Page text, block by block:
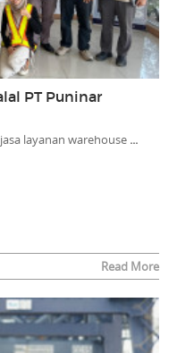
PT Puninar
layanan warehouse ...
Read More